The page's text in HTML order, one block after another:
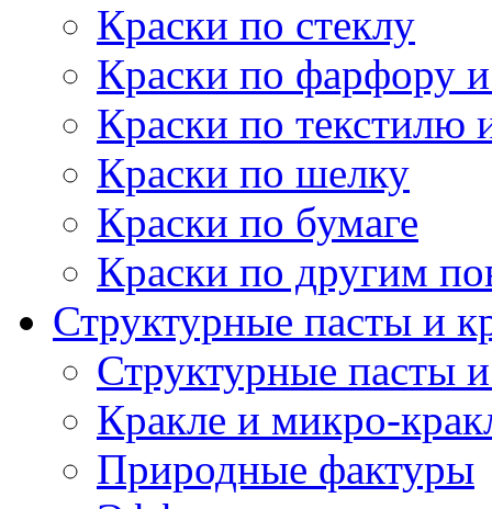
Краски по стеклу
Краски по фарфору
Краски по текстилю
Краски по шелку
Краски по бумаге
Краски по другим
Структурные пасты и
Структурные пасты
Кракле и микро-
Природные фактуры